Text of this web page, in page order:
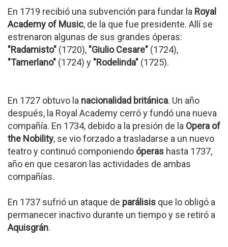
En 1719 recibió una subvención para fundar la Royal
Academy of Music, de la que fue presidente. Allí se
estrenaron algunas de sus grandes óperas:
"Radamisto" (1720), "Giulio Cesare" (1724),
"Tamerlano" (1724) y "Rodelinda" (1725).
En 1727 obtuvo la nacionalidad británica. Un año
después, la Royal Academy cerró y fundó una nueva
compañía. En 1734, debido a la presión de la Opera of
the Nobility, se vio forzado a trasladarse a un nuevo
teatro y continuó componiendo óperas hasta 1737,
año en que cesaron las actividades de ambas
compañías.
En 1737 sufrió un ataque de parálisis que lo obligó a
permanecer inactivo durante un tiempo y se retiró a
Aquisgrán.